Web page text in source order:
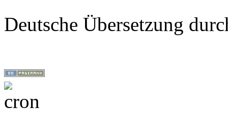
Deutsche Übersetzung